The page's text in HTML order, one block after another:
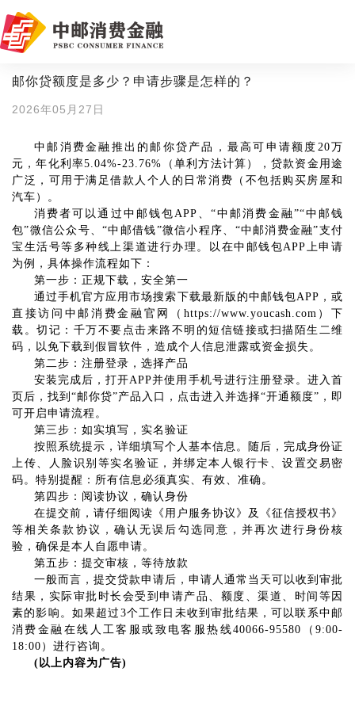
邮你贷额度是多少？申请步骤是怎样的？
2026年05月27日
中邮消费金融推出的邮你贷产品，最高可申请额度20万
元，年化利率5.04%-23.76%（单利方法计算）
， 贷款资金用途
广泛，可用于满足借款人个人的日常消费（不包括购买房屋和
汽车）。
消费者可以通过中邮钱包APP、“中邮消费金融”“中邮钱
包”微信公众号、“中邮借钱”微信小程序、“中邮消费金融”支付
宝生活号等多种线上渠道进行办理 。以在中邮钱包APP上申请
为例，具体操作流程如下：
第一步：正规下载，安全第一
通过手机官方应用市场搜索下载最新版的中邮钱包APP，或
直接访问中邮消费金融官网（ https://www.youcash.com）下
载。切记：千万不要点击来路不明的短信链接或扫描陌生二维
码，以免下载到假冒软件，造成个人信息泄露或资金损失。
第二步：注册登录， 选择产品
安装完成后，打开APP并使用手机号进行注册登录。进入首
页后，找到“邮你贷”产品入口，点击进入并选择“开通额度”，即
可开启申请流程。
第三步：如实填写，实名验证
按照系统提示，详细填写个人基本信息。随后，完成身份证
上传、人脸识别等实名验证，并绑定本人银行卡、设置交易密
码。特别提醒：所有信息必须真实、有效、准确。
第四步：阅读协议，确认身份
在提交前，请仔细阅读《用户服务协议》及《征信授权书》
等相关条款协议 ，确认无误后勾选同意，并再次进行身份核
验，确保是本人自愿申请。
第五步：提交审核， 等待放款
一般而言，提交贷款申请后，申请人通常当天可以收到审批
结果，实际审批时长会受到申请产品、额度、渠道、时间等因
素的影响。如果超过3个工作日未收到审批结果，可以联系中邮
消费金融在线人工客服或致电客服热线40066-95580（9:00-
18:00）进行咨询。
(以上内容为广告)